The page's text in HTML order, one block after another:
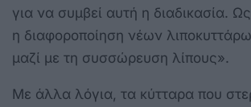
για να συμβεί αυτή η διαδικασία.
η διαφοροποίηση νέων
μαζί με τη συσσώρευση λίπους».
Με άλλα λόγια, τα κύτταρα που